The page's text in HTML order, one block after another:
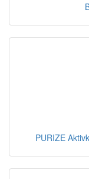
PURIZE